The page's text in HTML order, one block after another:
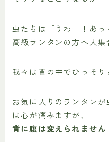
虫たちは「うわー！あっ
高級ランタンの方へ大集
我々は闇の中でひっそり
お気に入りのランタン
は心が痛みますが、
背に腹は変えられません